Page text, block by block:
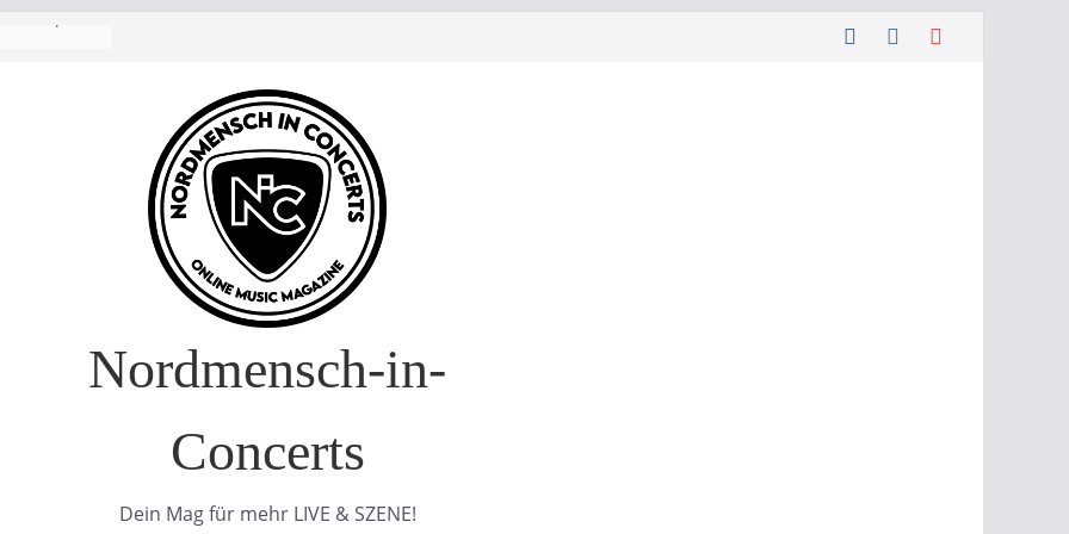
Tournee
Nordmensch-in-
Concerts
Dein Mag für mehr LIVE & SZENE!